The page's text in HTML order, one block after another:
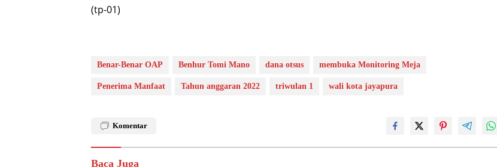
(tp-01)
Benar-Benar OAP Benhur Tomi Mano dana otsus membuka Monitoring Meja
Penerima Manfaat Tahun anggaran 2022 triwulan 1 wali kota jayapura
Komentar
Baca Juga